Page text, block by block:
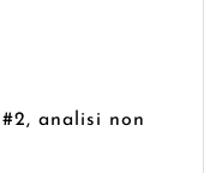
analisi non